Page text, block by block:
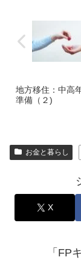
地方移住：中高
準備（２)
お金と暮らし
X
「FP